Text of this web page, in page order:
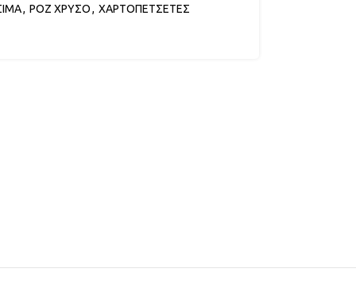
, ΡΟΖ ΧΡΥΣΟ, ΧΑΡΤΟΠΕΤΣΕΤΕΣ